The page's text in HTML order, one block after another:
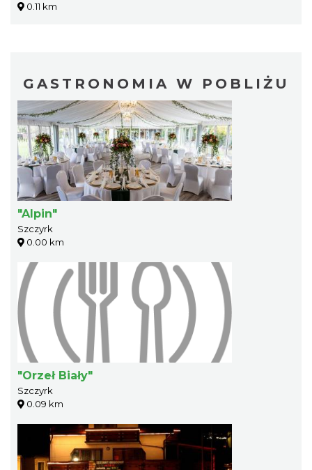
0.11 km
GASTRONOMIA W POBLIŻU
"Alpin"
Szczyrk
0.00 km
"Orzeł Biały"
Szczyrk
0.09 km